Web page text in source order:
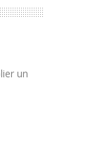
un